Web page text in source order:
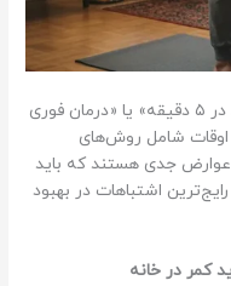
روش‌هایی که تحت عنوان «درمان کمردرد در ۵ دقیقه» یا «درمان فوری
اوقات شامل روش‌های
عوارض جدی هستند که باید
اشتباهات در بهبود
کمر در خانه